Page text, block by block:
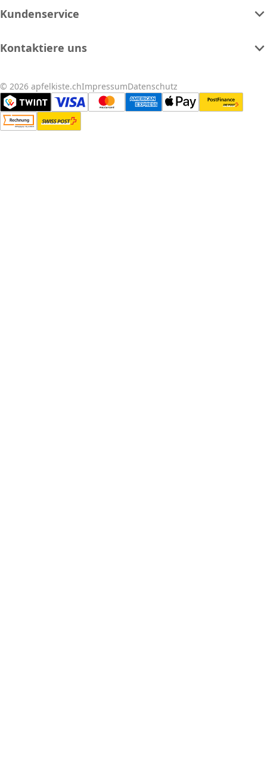
Kundenservice
Kontaktiere uns
© 2026 apfelkiste.chImpressumDatenschutz